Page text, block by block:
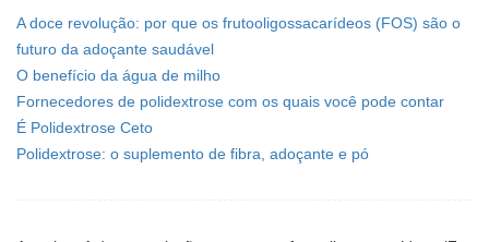
A doce revolução: por que os frutooligossacarídeos (FOS) são o
futuro da adoçante saudável
O benefício da água de milho
Fornecedores de polidextrose com os quais você pode contar
É Polidextrose Ceto
Polidextrose: o suplemento de fibra, adoçante e pó